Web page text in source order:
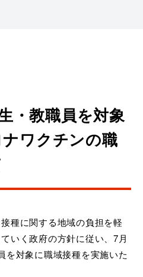
・教職員を対象
ワクチンの職
種に関する地域の負担を軽
いく政府の方針に従い、7月
を対象に職域接種を実施いた